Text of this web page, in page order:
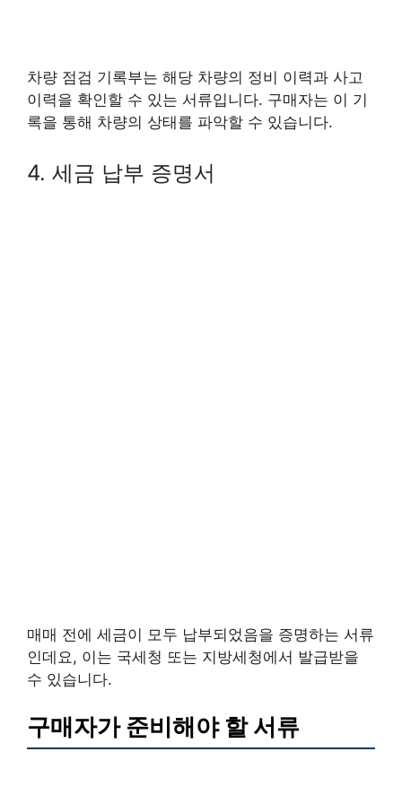
차량 점검 기록부는 해당 차량의 정비 이력과 사고
이력을 확인할 수 있는 서류입니다. 구매자는 이 기
록을 통해 차량의 상태를 파악할 수 있습니다.
4. 세금 납부 증명서
매매 전에 세금이 모두 납부되었음을 증명하는 서류
인데요, 이는 국세청 또는 지방세청에서 발급받을
수 있습니다.
구매자가 준비해야 할 서류